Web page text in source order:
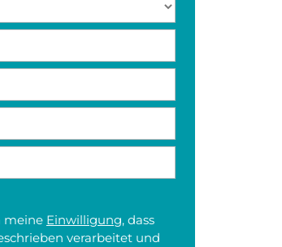
meine Einwilligung, dass
verarbeitet und